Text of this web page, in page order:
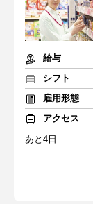
給与
シフト
雇用形態
アクセス
あと4日